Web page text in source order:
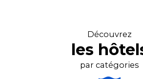
Découvrez
les
par catégories